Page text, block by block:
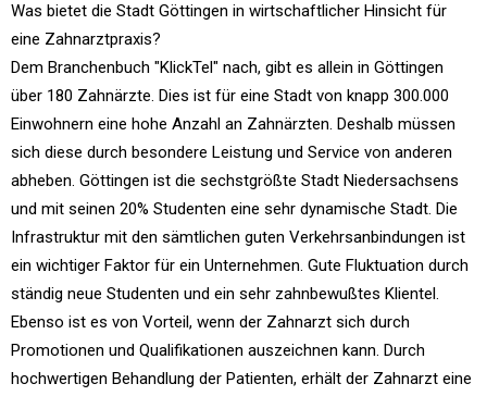
Was bietet die Stadt Göttingen in wirtschaftlicher Hinsicht für
eine Zahnarztpraxis?
Dem Branchenbuch "KlickTel" nach, gibt es allein in Göttingen
über 180 Zahnärzte. Dies ist für eine Stadt von knapp 300.000
Einwohnern eine hohe Anzahl an Zahnärzten. Deshalb müssen
sich diese durch besondere Leistung und Service von anderen
abheben. Göttingen ist die sechstgrößte Stadt Niedersachsens
und mit seinen 20% Studenten eine sehr dynamische Stadt. Die
Infrastruktur mit den sämtlichen guten Verkehrsanbindungen ist
ein wichtiger Faktor für ein Unternehmen. Gute Fluktuation durch
ständig neue Studenten und ein sehr zahnbewußtes Klientel.
Ebenso ist es von Vorteil, wenn der Zahnarzt sich durch
Promotionen und Qualifikationen auszeichnen kann. Durch
hochwertigen Behandlung der Patienten, erhält der Zahnarzt eine